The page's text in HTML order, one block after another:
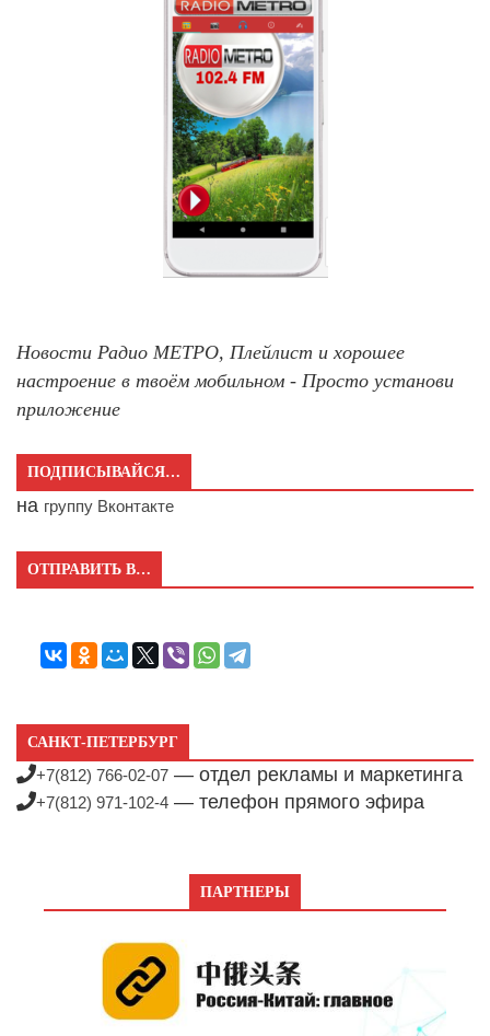
Новости Радио МЕТРО, Плейлист и хорошее
настроение в твоём мобильном - Просто установи
приложение
ПОДПИСЫВАЙСЯ…
на группу Вконтакте
ОТПРАВИТЬ В…
САНКТ-ПЕТЕРБУРГ
+7(812) 766-02-07 — отдел рекламы и маркетинга
+7(812) 971-102-4 — телефон прямого эфира
ПАРТНЕРЫ